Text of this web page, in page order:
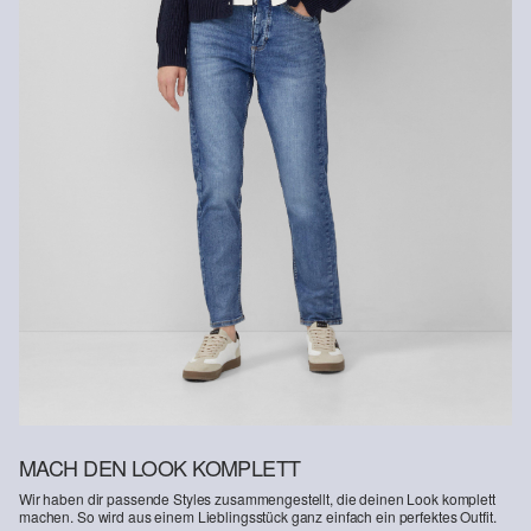
Gastkunden können ihre Artikel innerhalb von 14 Tagen nach
Erhalt der Ware an uns zurückschicken. Fashion Card und VIP
Kunden haben nach Erhalt der Ware 30 Tage Zeit, um ihre Artikel
an uns zurückzusenden.
Weitere Informationen sind unserer „Hilfe & FAQ
Deine Retoure kannst duHIER online anmelden.
MACH DEN LOOK KOMPLETT
Wir haben dir passende Styles zusammengestellt, die deinen Look komplett
machen. So wird aus einem Lieblingsstück ganz einfach ein perfektes Outfit.